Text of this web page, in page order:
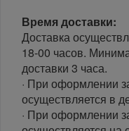
Время доставки:
Доставка
18-00 часов.
доставки 3 часа.
· При оформлении
осуществляется в
· При оформлении